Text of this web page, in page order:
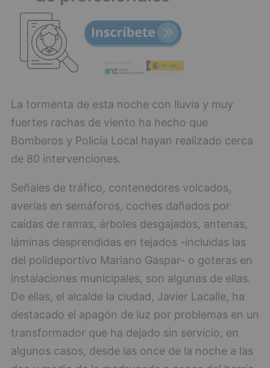
La tormenta de esta noche con lluvia y muy
fuertes rachas de viento ha hecho que
Bomberos y Policía Local hayan realizado cerca
de 80 intervenciones.
Señales de tráfico, contenedores volcados,
averías en semáforos, coches dañados por
caídas de ramas, árboles desgajados, antenas,
láminas desprendidas en tejados -incluidas las
del polideportivo Mariano Gaspar- o goteras en
instalaciones municipales, son algunas de ellas.
De ellas, el alcalde la ciudad, Javier Lacalle, ha
destacado el apagón de luz por problemas en un
transformador que ha dejado sin servicio, en
algunos casos, desde las once de la noche a las